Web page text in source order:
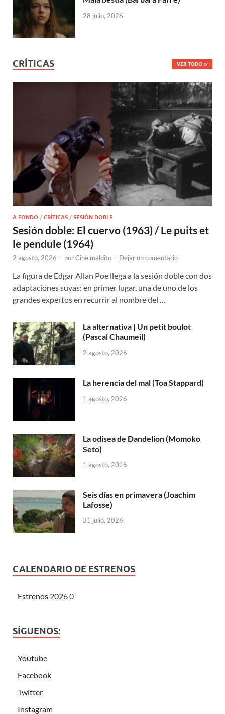
28 julio, 2026
CRÍTICAS VER TODO
A FONDO / CRÍTICAS / SESIÓN DOBLE
Sesión doble: El cuervo (1963) / Le puits et
le pendule (1964)
2 agosto, 2026 - porCine maldito - Dejar un comentario
La figura de Edgar Allan Poe llega a la sesión doble con dos
adaptaciones suyas: en primer lugar, una de uno de los
grandes expertos en recurrir al nombre del …
La alternativa | Un petit boulot
(Pascal Chaumeil)
2 agosto, 2026
La herencia del mal (Toa Stappard)
1 agosto, 2026
La odisea de Dandelion (Momoko
Seto)
1 agosto, 2026
Seis días en primavera (Joachim
Lafosse)
31 julio, 2026
CALENDARIO DE ESTRENOS
Estrenos 20260
SÍGUENOS:
Youtube
Facebook
Twitter
Instagram